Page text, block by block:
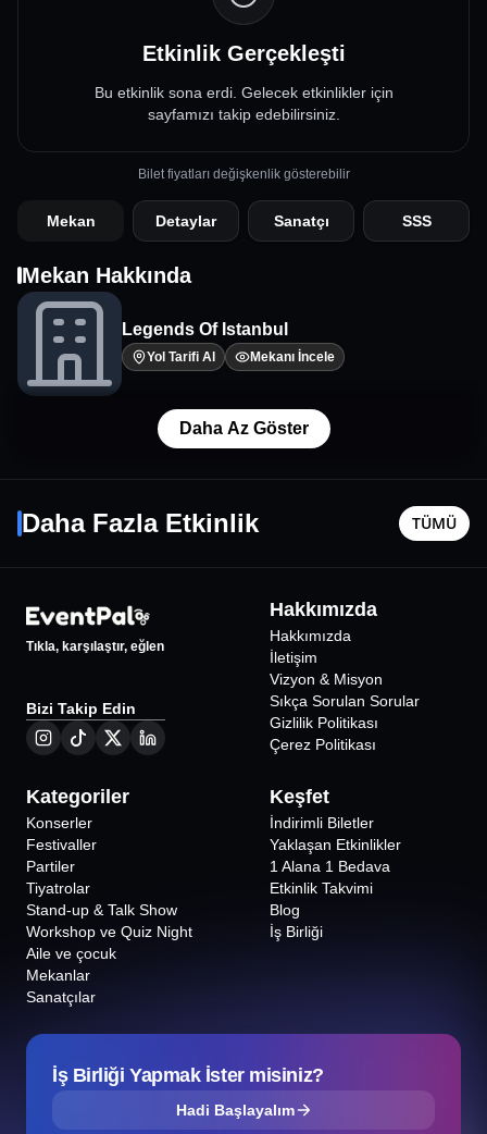
Etkinlik Gerçekleşti
Bu etkinlik sona erdi. Gelecek etkinlikler için
sayfamızı takip edebilirsiniz.
Bilet fiyatları değişkenlik gösterebilir
Mekan Detaylar Sanatçı SSS
Mekan Hakkında
Legends Of Istanbul
Yol Tarifi Al Mekanı İncele
Daha Az Göster
Daha Fazla Etkinlik TÜMÜ
%25 İNDİRİMLİ
İstanbul
Corner Kadıköy
20
İstanbul
Tıkla, karşılaştır, eğlen
Bizi Takip Edin
Hakkımızda
Hakkımızda
İletişim
Vizyon & Misyon
Sıkça Sorulan Sorular
Gizlilik Politikası
Çerez Politikası
Kategoriler
Konserler
Festivaller
Partiler
Tiyatrolar
Stand-up & Talk Show
Workshop ve Quiz Night
Aile ve çocuk
Mekanlar
Sanatçılar
Keşfet
İndirimli Biletler
Yaklaşan Etkinlikler
1 Alana 1 Bedava
Etkinlik Takvimi
Blog
İş Birliği
İş Birliği Yapmak İster misiniz?
Hadi Başlayalım